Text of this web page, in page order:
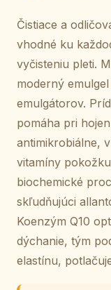
Čistiace a
vhodné ku
vyčisteniu pleti.
moderný
emulgátorov.
pomáha pri
antimikrobiálne,
vitamíny
biochemické
skľudňujúci
Koenzým Q10
dýchanie, tým
elastínu,